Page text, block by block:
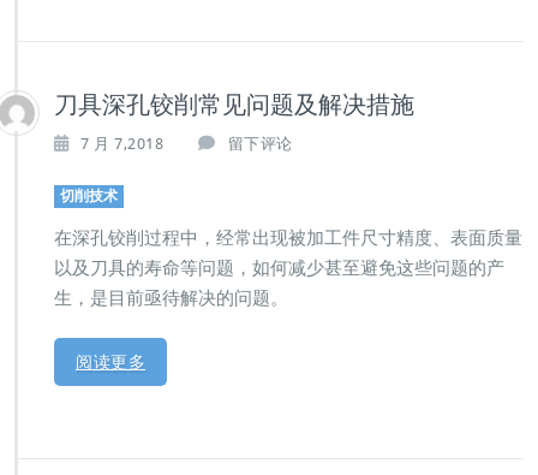
刀具深孔铰削常见问题及解决措施
7 月 7,2018 留下评论
切削技术
在深孔铰削过程中，经常出现被加工件尺寸精度、表面质量
以及刀具的寿命等问题，如何减少甚至避免这些问题的产
生，是目前亟待解决的问题。
阅读更多